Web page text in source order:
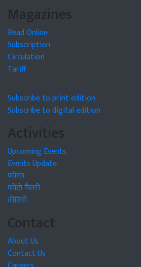
Magazines
Read Online
Subscription
Circulation
Tariff
Subscribe to print edition
Subscribe to digital edition
Activities
Upcoming Events
Events Update
फोरम
फोटो गैलरी
वीडियो
Contact
About Us
Contact Us